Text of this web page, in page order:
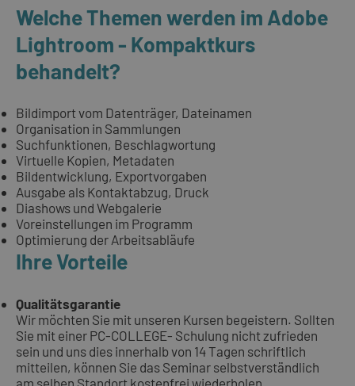
Welche Themen werden im Adobe
Lightroom - Kompaktkurs
behandelt?
Bildimport vom Datenträger, Dateinamen
Organisation in Sammlungen
Suchfunktionen, Beschlagwortung
Virtuelle Kopien, Metadaten
Bildentwicklung, Exportvorgaben
Ausgabe als Kontaktabzug, Druck
Diashows und Webgalerie
Voreinstellungen im Programm
Optimierung der Arbeitsabläufe
Ihre Vorteile
Qualitätsgarantie
Wir möchten Sie mit unseren Kursen begeistern. Sollten
Sie mit einer PC-COLLEGE- Schulung nicht zufrieden
sein und uns dies innerhalb von 14 Tagen schriftlich
mitteilen, können Sie das Seminar selbstverständlich
am selben Standort kostenfrei wiederholen.